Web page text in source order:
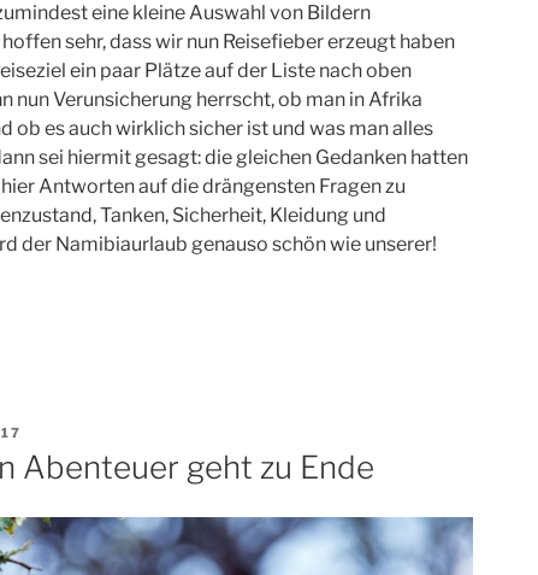
eine kleine Auswahl von Bildern
sehr, dass wir nun Reisefieber erzeugt haben
ein paar Plätze auf der Liste nach oben
nun Verunsicherung herrscht, ob man in Afrika
ob es auch wirklich sicher ist und was man alles
sei hiermit gesagt: die gleichen Gedanken hatten
Antworten auf die drängensten Fragen zu
Tanken, Sicherheit, Kleidung und
der Namibiaurlaub genauso schön wie unserer!
Abenteuer geht zu Ende